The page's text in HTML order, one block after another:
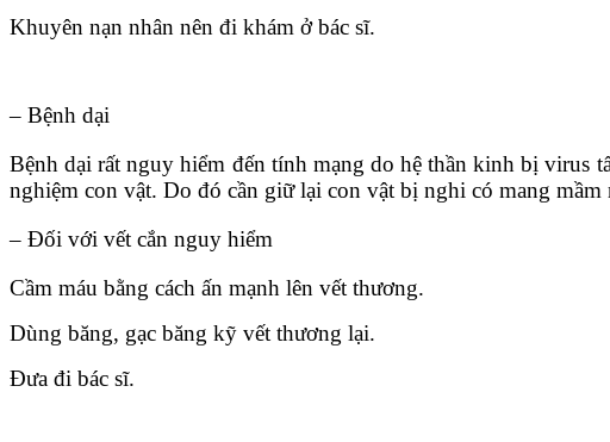
Khuyên nạn nhân nên đi khám ở bác sĩ.
– Bệnh dại
Bệnh dại rất nguy hiểm đến tính mạng do hệ thần kinh bị virus
nghiệm con vật. Do đó cần giữ lại con vật bị nghi có mang mầm
– Đối với vết cắn nguy hiểm
Cầm máu bằng cách ấn mạnh lên vết thương.
Dùng băng, gạc băng kỹ vết thương lại.
Đưa đi bác sĩ.